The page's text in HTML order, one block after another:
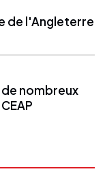
de l'Angleterre
de nombreux